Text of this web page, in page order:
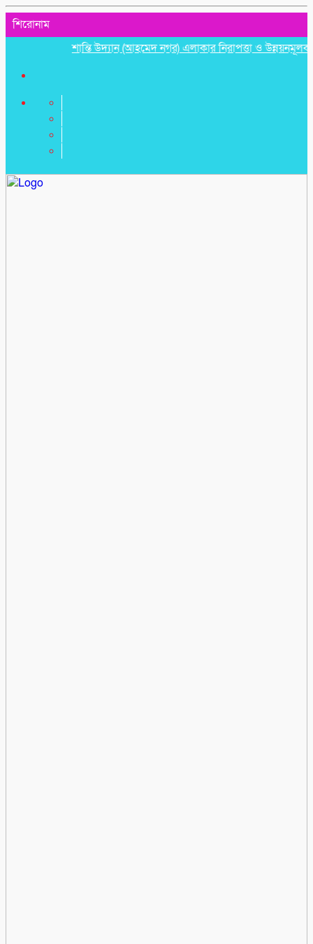
শিরোনাম
শান্তি উদ্যান (আহমেদ নগর) এলাকার নিরাপত্তা ও উন্নয়নমূলক